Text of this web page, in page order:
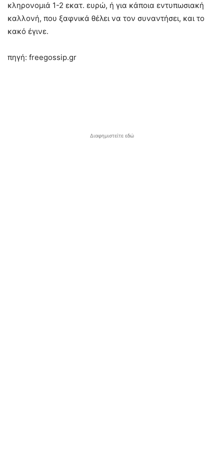
κληρονομιά 1-2 εκατ. ευρώ, ή για κάποια εντυπωσιακή
καλλονή, που ξαφνικά θέλει να τον συναντήσει, και το
κακό έγινε.
πηγή: freegossip.gr
Διαφημιστείτε εδώ